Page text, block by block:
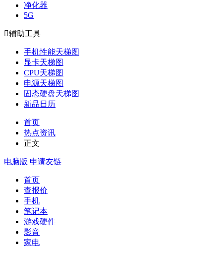
净化器
5G
辅助工具
手机性能天梯图
显卡天梯图
CPU天梯图
电源天梯图
固态硬盘天梯图
新品日历
首页
热点资讯
正文
电脑版 申请友链
首页
查报价
手机
笔记本
游戏硬件
影音
家电